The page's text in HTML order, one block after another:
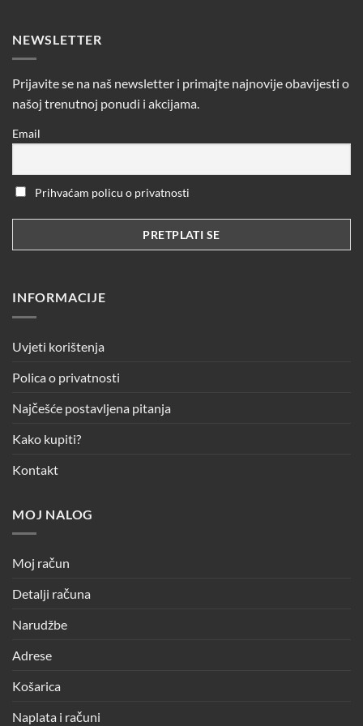
NEWSLETTER
Prijavite se na naš newsletter i primajte najnovije obavijesti o
našoj trenutnoj ponudi i akcijama.
Email
Prihvaćam policu o privatnosti
INFORMACIJE
Uvjeti korištenja
Polica o privatnosti
Najčešće postavljena pitanja
Kako kupiti?
Kontakt
MOJ NALOG
Moj račun
Detalji računa
Narudžbe
Adrese
Košarica
Naplata i računi